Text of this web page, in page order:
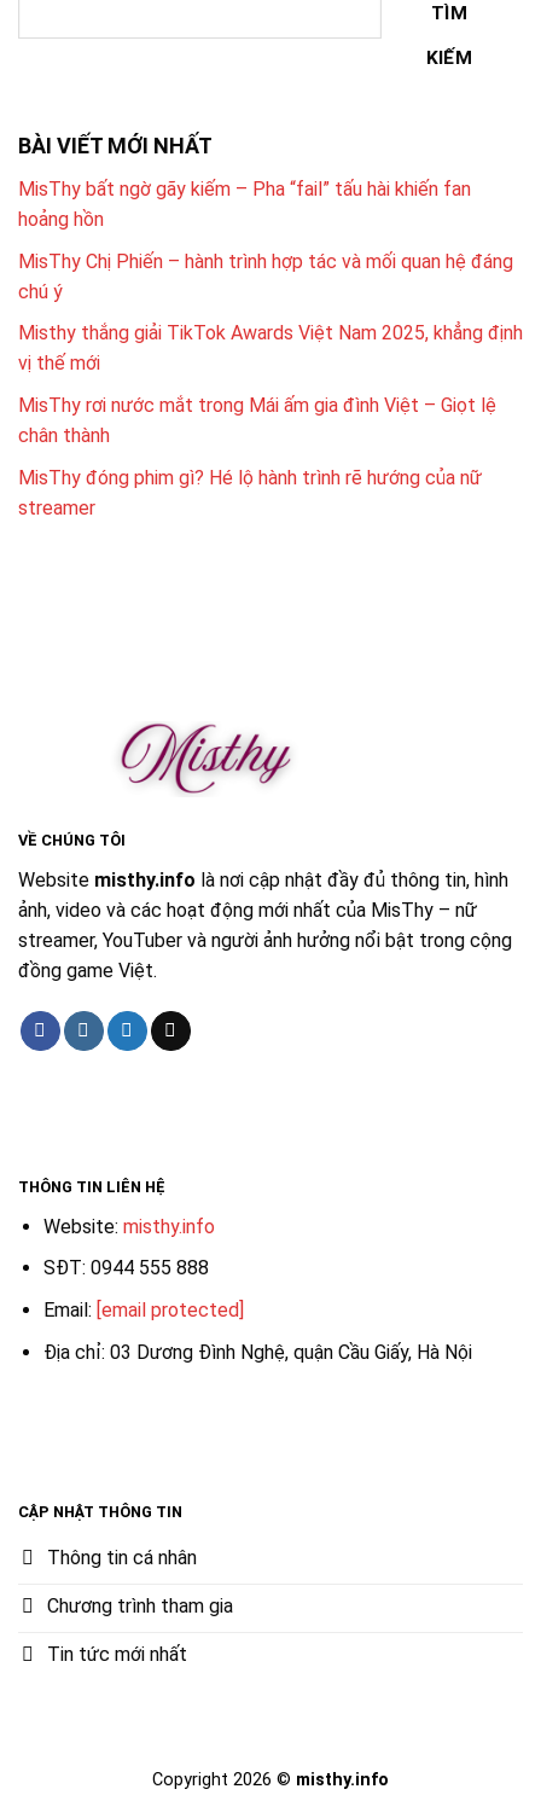
TÌM
KIẾM
BÀI VIẾT MỚI NHẤT
MisThy bất ngờ gãy kiếm – Pha “fail” tấu hài khiến fan
hoảng hồn
MisThy Chị Phiến – hành trình hợp tác và mối quan hệ đáng
chú ý
Misthy thắng giải TikTok Awards Việt Nam 2025, khẳng định
vị thế mới
MisThy rơi nước mắt trong Mái ấm gia đình Việt – Giọt lệ
chân thành
MisThy đóng phim gì? Hé lộ hành trình rẽ hướng của nữ
streamer
VỀ CHÚNG TÔI
Website misthy.info là nơi cập nhật đầy đủ thông tin, hình
ảnh, video và các hoạt động mới nhất của MisThy – nữ
streamer, YouTuber và người ảnh hưởng nổi bật trong cộng
đồng game Việt.
THÔNG TIN LIÊN HỆ
Website: misthy.info
SĐT: 0944 555 888
Email: [email protected]
Địa chỉ: 03 Dương Đình Nghệ, quận Cầu Giấy, Hà Nội
CẬP NHẬT THÔNG TIN
Thông tin cá nhân
Chương trình tham gia
Tin tức mới nhất
Copyright 2026 © misthy.info